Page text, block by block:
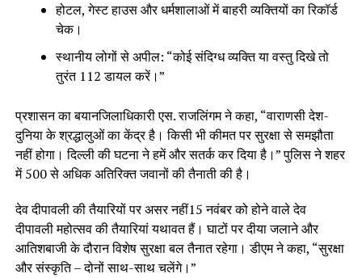
होटल, गेस्ट हाउस और धर्मशालाओं में बाहरी व्यक्तियों का रिकॉर्ड
चेक।
स्थानीय लोगों से अपील: “कोई संदिग्ध व्यक्ति या वस्तु दिखे तो
तुरंत 112 डायल करें।”
प्रशासन का बयानजिलाधिकारी एस. राजलिंगम ने कहा, “वाराणसी देश-
दुनिया के श्रद्धालुओं का केंद्र है। किसी भी कीमत पर सुरक्षा से समझौता
नहीं होगा। दिल्ली की घटना ने हमें और सतर्क कर दिया है।” पुलिस ने शहर
में 500 से अधिक अतिरिक्त जवानों की तैनाती की है।
देव दीपावली की तैयारियों पर असर नहीं15 नवंबर को होने वाले देव
दीपावली महोत्सव की तैयारियां यथावत हैं। घाटों पर दीया जलाने और
आतिशबाजी के दौरान विशेष सुरक्षा बल तैनात रहेगा। डीएम ने कहा, “सुरक्षा
और संस्कृति – दोनों साथ-साथ चलेंगे।”